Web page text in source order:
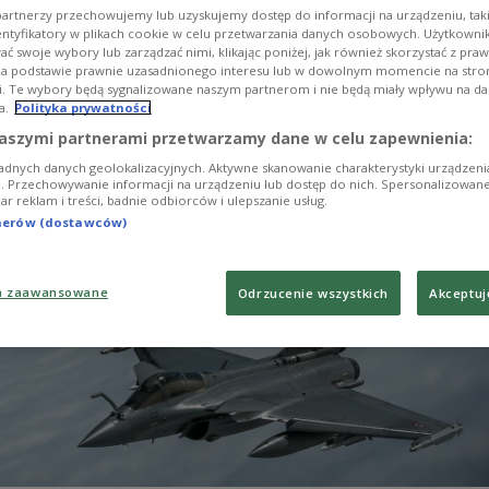
Lucyn, Balvi i Aluksne na wschodzie
przechowujemy lub uzyskujemy dostęp do informacji na urządzeniu,
w plikach cookie w celu przetwarzania danych osobowych.
swoje wybory lub zarządzać nimi, klikając poniżej, jak również skorzystać z
podstawie prawnie uzasadnionego interesu lub w dowolnym momencie na
Te wybory będą sygnalizowane naszym partnerom i nie będą miały wpływu na
Polityka prywatności
partnerami przetwarzamy dane w celu zapewnienia:
danych geolokalizacyjnych. Aktywne skanowanie charakterystyki
Przechowywanie informacji na urządzeniu lub dostęp do nich.
reklam i treści, badnie odbiorców i ulepszanie usług.
(dostawców)
zaawansowane Odrzucenie wszystkich